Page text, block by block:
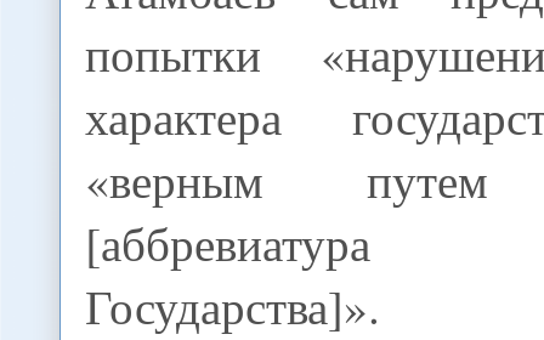
попытки
характера
«верным
[аббревиатура
Государства]».